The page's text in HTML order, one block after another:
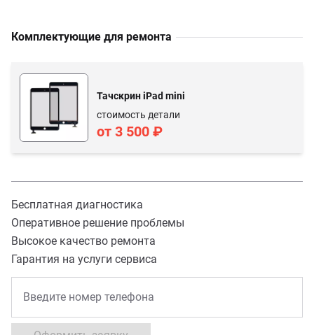
Комплектующие для ремонта
Тачскрин iPad mini
стоимость детали
от 3 500 ₽
Бесплатная диагностика
Оперативное решение проблемы
Высокое качество ремонта
Гарантия на услуги сервиса